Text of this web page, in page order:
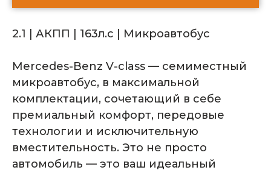
2.1 | АКПП | 163л.с | Микроавтобус
Mercedes-Benz V-class — семиместный
микроавтобус, в максимальной
комплектации, сочетающий в себе
премиальный комфорт, передовые
технологии и исключительную
вместительность. Это не просто
автомобиль — это ваш идеальный
Комплектация
автомобиля